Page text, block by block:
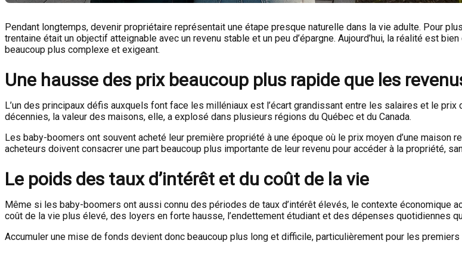
Pendant longtemps, devenir propriétaire représentait une étape presque naturelle dans la vie adulte. Pour
trentaine était un objectif atteignable avec un revenu stable et un peu d’épargne. Aujourd’hui, la réalité est
beaucoup plus complexe et exigeant.
Une hausse des prix beaucoup plus rapide que les
L’un des principaux défis auxquels font face les milléniaux est l’écart grandissant entre les salaires et le
décennies, la valeur des maisons, elle, a explosé dans plusieurs régions du Québec et du Canada.
Les baby-boomers ont souvent acheté leur première propriété à une époque où le prix moyen d’une maison
acheteurs doivent consacrer une part beaucoup plus importante de leur revenu pour accéder à la propriété,
Le poids des taux d’intérêt et du coût de la vie
Même si les baby-boomers ont aussi connu des périodes de taux d’intérêt élevés, le contexte économique
coût de la vie plus élevé, des loyers en forte hausse, l’endettement étudiant et des dépenses quotidiennes
Accumuler une mise de fonds devient donc beaucoup plus long et difficile, particulièrement pour les premiers